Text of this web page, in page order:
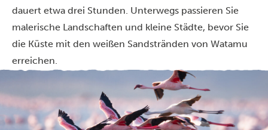
dauert etwa drei Stunden. Unterwegs passieren Sie
malerische Landschaften und kleine Städte, bevor Sie
die Küste mit den weißen Sandstränden von Watamu
erreichen.